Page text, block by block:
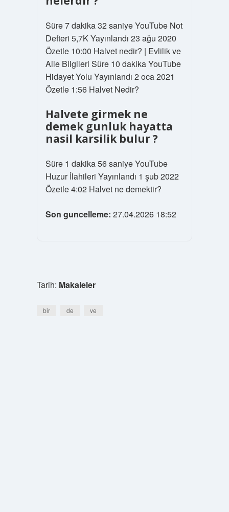
Süre 7 dakika 32 saniye YouTube Not
Defteri 5,7K Yayınlandı 23 ağu 2020
Özetle 10:00 Halvet nedir? | Evlilik ve
Aile Bilgileri Süre 10 dakika YouTube
Hidayet Yolu Yayınlandı 2 oca 2021
Özetle 1:56 Halvet Nedir?
Halvete girmek ne
demek gunluk hayatta
nasil karsilik bulur ?
Süre 1 dakika 56 saniye YouTube
Huzur İlahileri Yayınlandı 1 şub 2022
Özetle 4:02 Halvet ne demektir?
Son guncelleme: 27.04.2026 18:52
Tarih: Makaleler
bir de ve